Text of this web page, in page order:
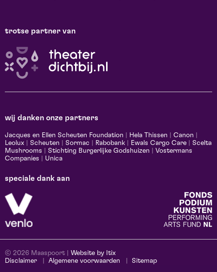
trotse partner van
wij danken onze partners
Jacques en Ellen Scheuten Foundation Hela Thissen Canon
Leolux
Scheuten Sormac Rabobank Ewals Cargo Care
Scelta
Mushrooms
Stichting Burgerlijke Godshuizen
Vostermans
Companies
Unica
speciale dank aan
© 2026 Maaspoort | Website by Itix
Disclaimer
Algemene voorwaarden Sitemap